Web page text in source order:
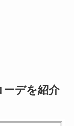
デを紹介